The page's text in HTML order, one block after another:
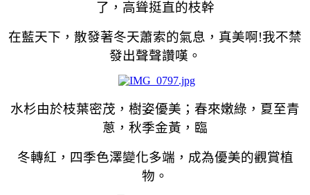
了，高聳挺直的枝幹
在藍天下，散發著冬天蕭索的氣息，真美啊!我不禁
發出聲聲讚嘆。
水杉由於枝葉密茂，樹姿優美；春來嫩綠，夏至青
蔥，秋季金黃，臨
冬轉紅，四季色澤變化多端，成為優美的觀賞植
物。